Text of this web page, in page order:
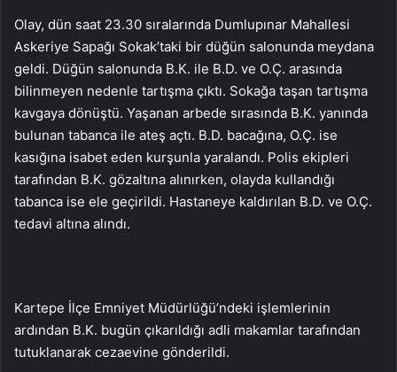
Olay, dün saat 23.30 sıralarında Dumlupınar Mahallesi
Askeriye Sapağı Sokak’taki bir düğün salonunda meydana
geldi. Düğün salonunda B.K. ile B.D. ve O.Ç. arasında
bilinmeyen nedenle tartışma çıktı. Sokağa taşan tartışma
kavgaya dönüştü. Yaşanan arbede sırasında B.K. yanında
bulunan tabanca ile ateş açtı. B.D. bacağına, O.Ç. ise
kasığına isabet eden kurşunla yaralandı. Polis ekipleri
tarafından B.K. gözaltına alınırken, olayda kullandığı
tabanca ise ele geçirildi. Hastaneye kaldırılan B.D. ve O.Ç.
tedavi altına alındı.
Kartepe İlçe Emniyet Müdürlüğü’ndeki işlemlerinin
ardından B.K. bugün çıkarıldığı adli makamlar tarafından
tutuklanarak cezaevine gönderildi.